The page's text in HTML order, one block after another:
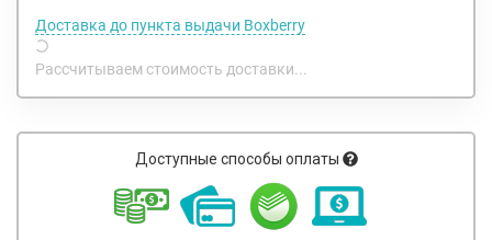
Доставка до пункта выдачи Boxberry
Рассчитываем стоимость доставки...
Доступные способы оплаты